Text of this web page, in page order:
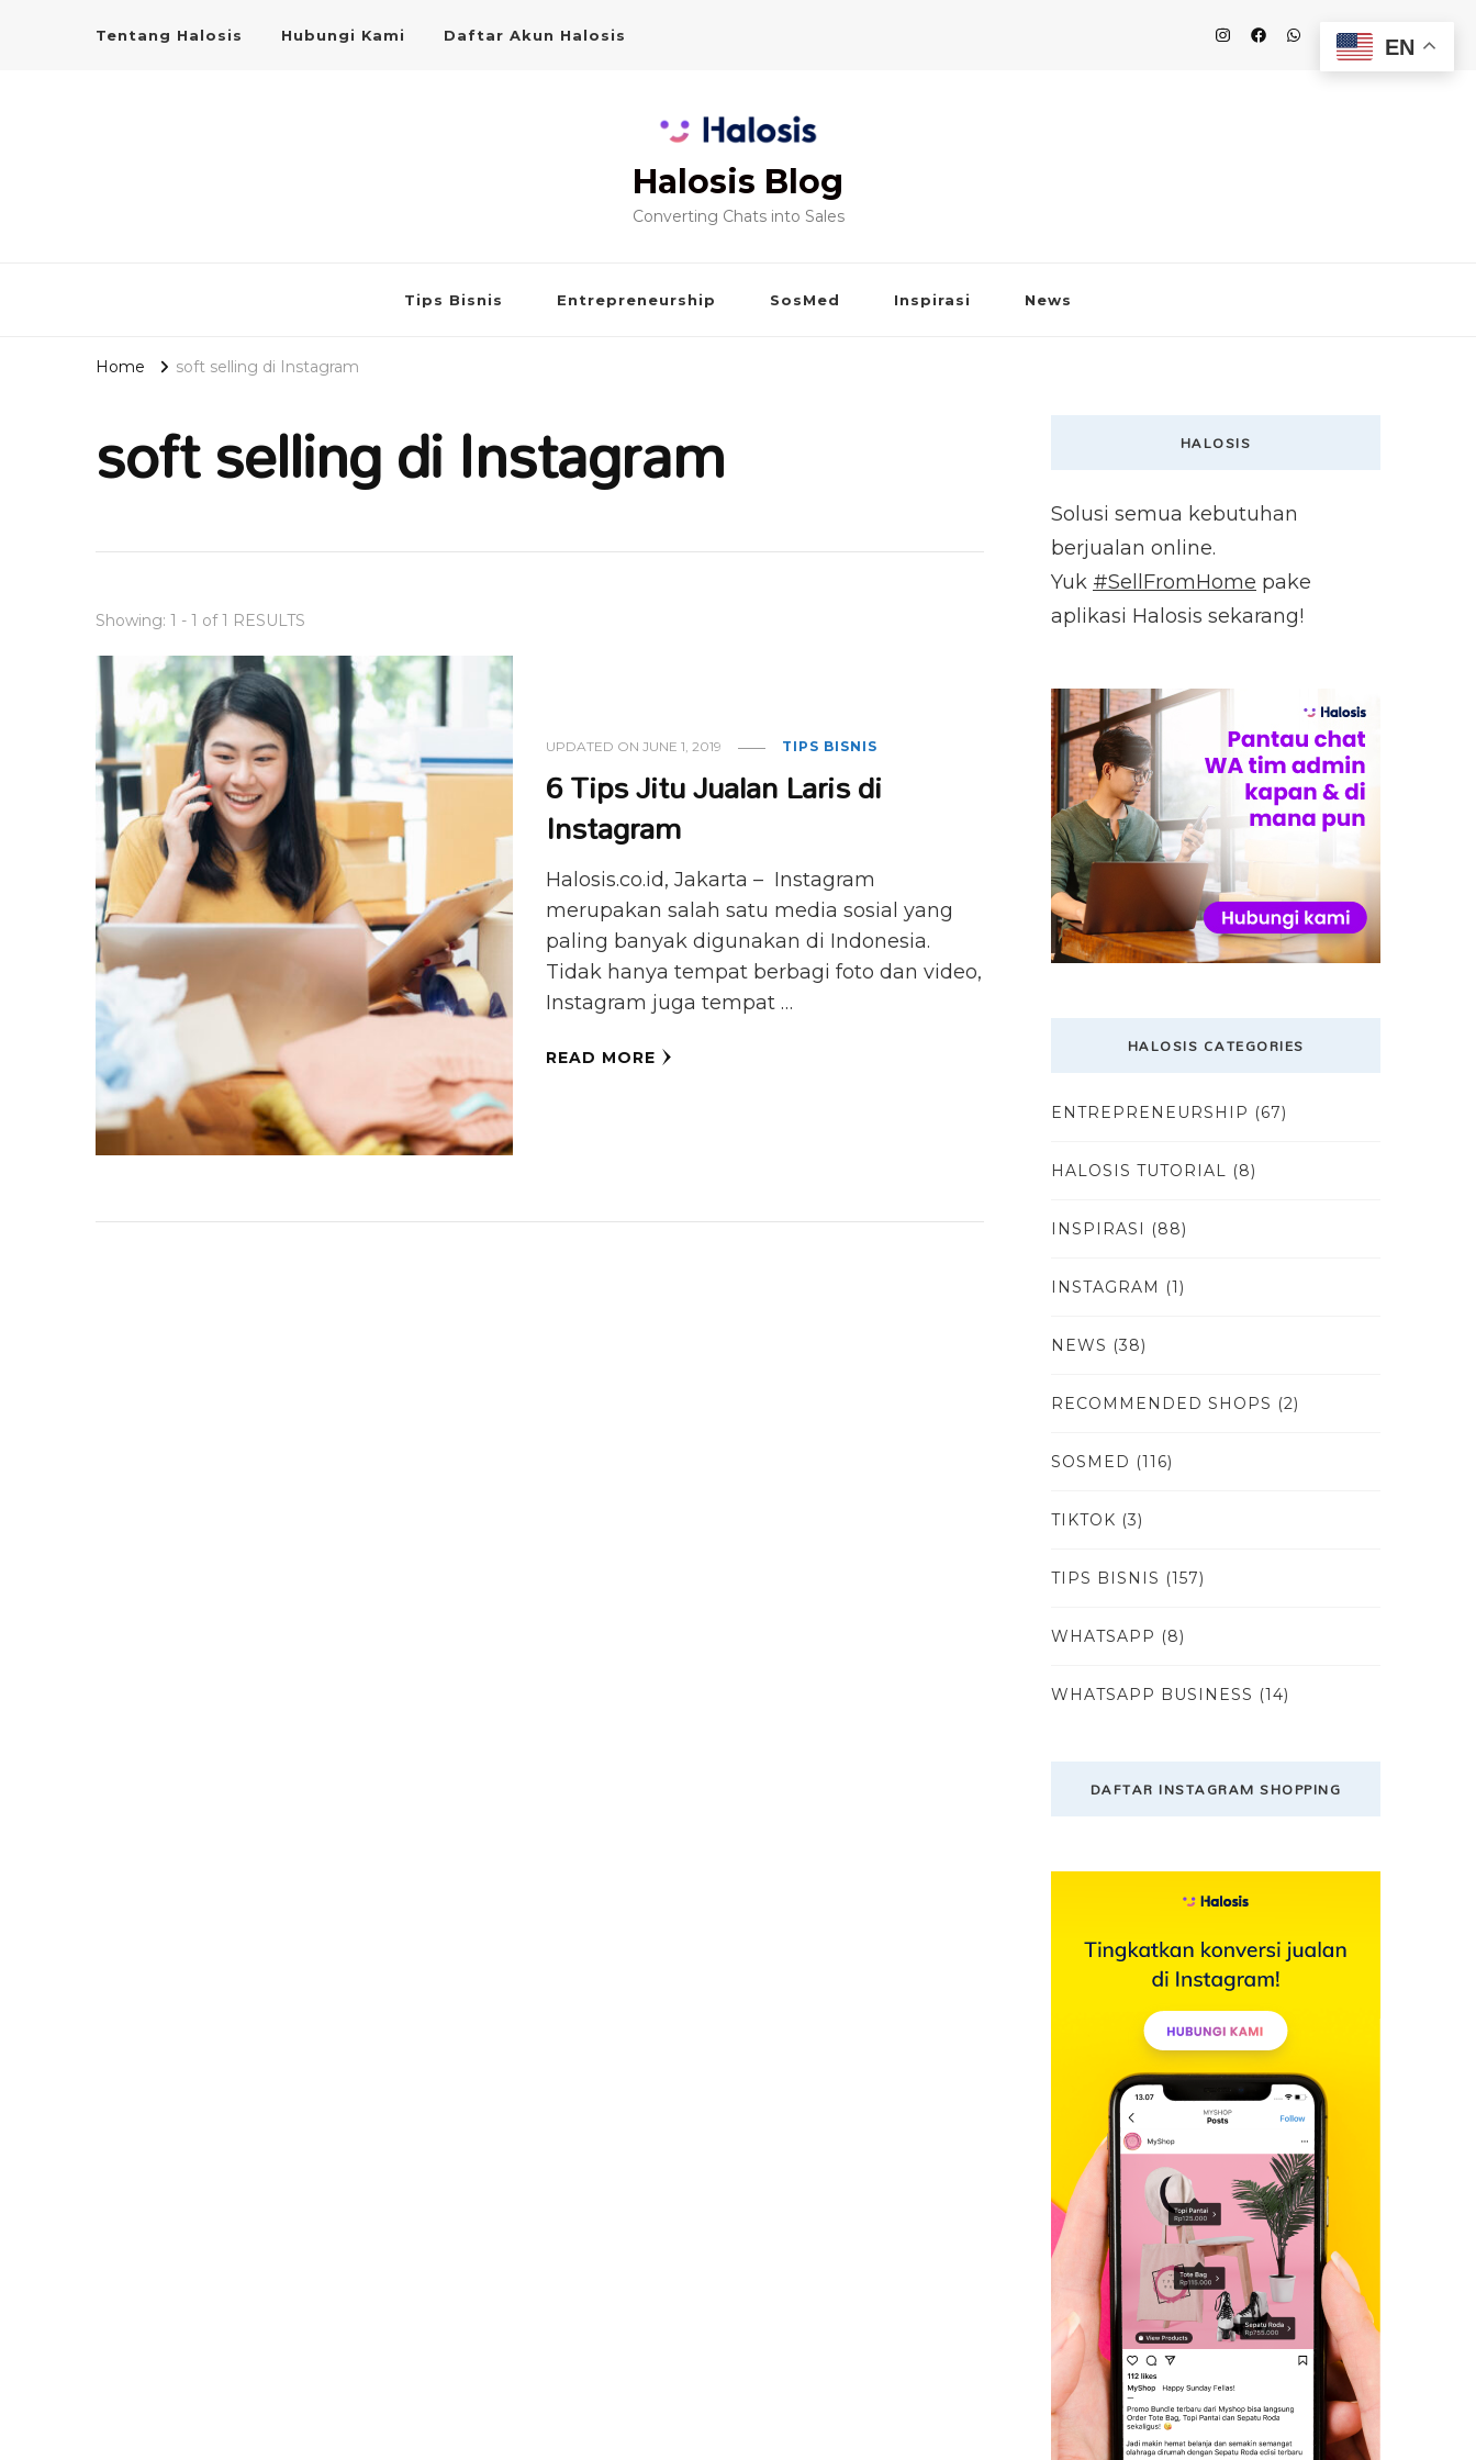
Tentang Halosis Hubungi Kami Daftar Akun Halosis
Halosis Blog
Converting Chats into Sales
Tips Bisnis Entrepreneurship SosMed Inspirasi News
Home soft selling di Instagram
soft selling di Instagram
Showing: 1 - 1 of 1 RESULTS
UPDATED ONJUNE 1, 2019 TIPS BISNIS
6 Tips Jitu Jualan Laris di
Instagram
Halosis.co.id, Jakarta – Instagram
merupakan salah satu media sosial yang
paling banyak digunakan di Indonesia.
Tidak hanya tempat berbagi foto dan video,
Instagram juga tempat …
READ MORE
HALOSIS
Solusi semua kebutuhan
berjualan online.
Yuk #SellFromHome pake
aplikasi Halosis sekarang!
HALOSIS CATEGORIES
ENTREPRENEURSHIP (67)
HALOSIS TUTORIAL (8)
INSPIRASI (88)
INSTAGRAM (1)
NEWS (38)
RECOMMENDED SHOPS (2)
SOSMED (116)
TIKTOK (3)
TIPS BISNIS (157)
WHATSAPP (8)
WHATSAPP BUSINESS (14)
DAFTAR INSTAGRAM SHOPPING
EN